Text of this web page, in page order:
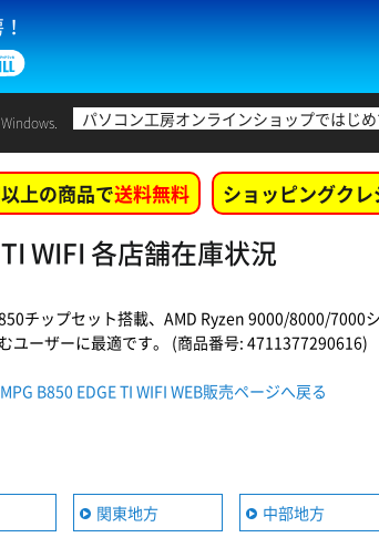
パソコン工房オンラインショップではじ
上の商品で送料無料 ショッピングク
WIFI 各店舗在庫状況
チップセット搭載、AMD Ryzen 9000/8000/7000
ユーザーに最適です。 (商品番号: 4711377290616)
B850 EDGE TI WIFI WEB販売ページへ戻る
関東地方 中部地方